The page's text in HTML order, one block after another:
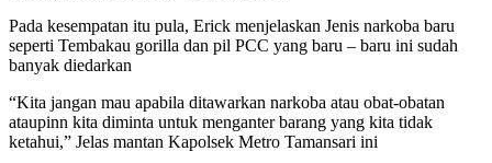
Pada kesempatan itu pula, Erick menjelaskan Jenis narkoba baru
seperti Tembakau gorilla dan pil PCC yang baru – baru ini sudah
banyak diedarkan
“Kita jangan mau apabila ditawarkan narkoba atau obat-obatan
ataupinn kita diminta untuk menganter barang yang kita tidak
ketahui,” Jelas mantan Kapolsek Metro Tamansari ini